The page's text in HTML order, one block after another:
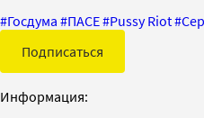
#Госдума #ПАСЕ#Pussy Riot#
Подписаться
Информация: